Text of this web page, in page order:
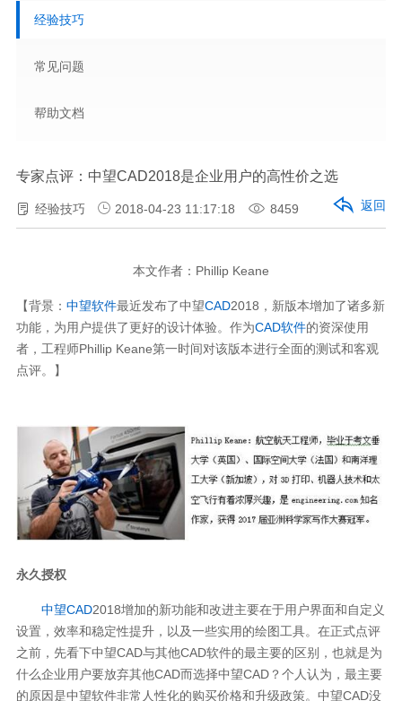
经验技巧
常见问题
帮助文档
专家点评：中望CAD2018是企业用户的高性价之选
经验技巧 2018-04-23 11:17:18 8459 返回
本文作者：Phillip Keane
【背景： 中望软件最近发布了中望CAD2018，新版本增加了诸多新
功能，为用户提供了更好的设计体验。作为CAD软件的资深使用
者，工程师Phillip Keane第一时间对该版本进行全面的测试和客观
点评。】
永久授权
中望CAD2018增加的新功能和改进主要在于用户界面和自定义
设置，效率和稳定性提升，以及一些实用的绘图工具。在正式点评
之前，先看下中望CAD与其他CAD软件的最主要的区别，也就是为
什么企业用户要放弃其他CAD而选择中望CAD？个人认为，最主要
的原因是中望软件非常人性化的购买价格和升级政策。中望CAD没